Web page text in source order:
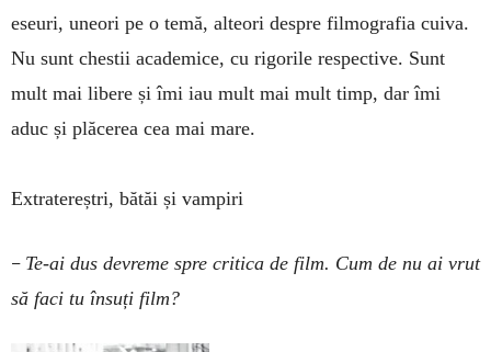
eseuri, une­ori pe o temă, alteori despre filmografia cuiva.
Nu sunt ches­tii academice, cu rigorile respective. Sunt
mult mai libere și îmi iau mult mai mult timp, dar îmi
aduc și plăcerea cea mai mare.
Extratereștri, bătăi și vampiri
– Te-ai dus devreme spre critica de film. Cum de nu ai vrut
să faci tu însuți film?